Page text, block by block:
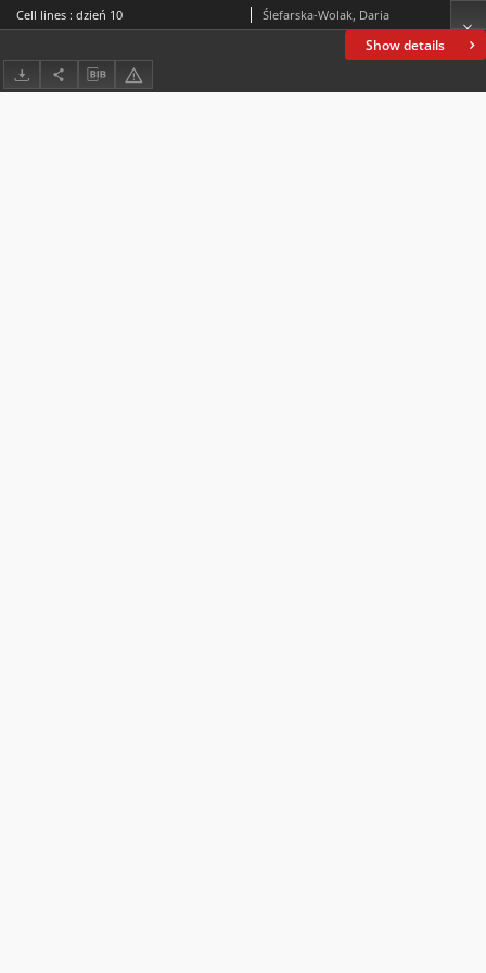
Show details
Cell lines : dzień 10 Ślefarska-Wolak, Daria